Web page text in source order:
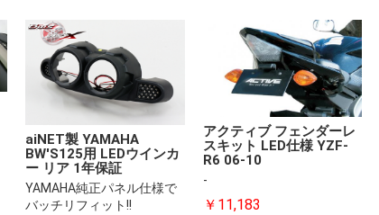
aiNET製 YAMAHA
BW'S125用 LEDウインカ
ー リア 1年保証
YAMAHA純正パネル仕様で
バッチリフィット!!
アクティブ フェンダーレ
スキット LED仕様 YZF-
R6 06-10
-
￥11,183